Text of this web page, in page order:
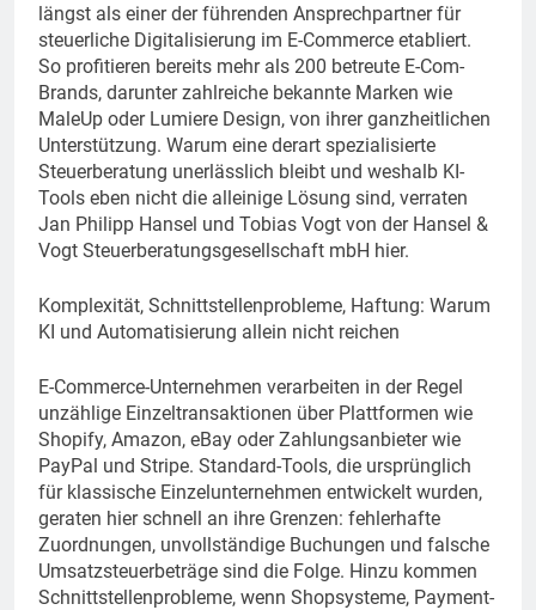
längst als einer der führenden Ansprechpartner für
steuerliche Digitalisierung im E-Commerce etabliert.
So profitieren bereits mehr als 200 betreute E-Com-
Brands, darunter zahlreiche bekannte Marken wie
MaleUp oder Lumiere Design, von ihrer ganzheitlichen
Unterstützung. Warum eine derart spezialisierte
Steuerberatung unerlässlich bleibt und weshalb KI-
Tools eben nicht die alleinige Lösung sind, verraten
Jan Philipp Hansel und Tobias Vogt von der Hansel &
Vogt Steuerberatungsgesellschaft mbH hier.
Komplexität, Schnittstellenprobleme, Haftung: Warum
KI und Automatisierung allein nicht reichen
E-Commerce-Unternehmen verarbeiten in der Regel
unzählige Einzeltransaktionen über Plattformen wie
Shopify, Amazon, eBay oder Zahlungsanbieter wie
PayPal und Stripe. Standard-Tools, die ursprünglich
für klassische Einzelunternehmen entwickelt wurden,
geraten hier schnell an ihre Grenzen: fehlerhafte
Zuordnungen, unvollständige Buchungen und falsche
Umsatzsteuerbeträge sind die Folge. Hinzu kommen
Schnittstellenprobleme, wenn Shopsysteme, Payment-